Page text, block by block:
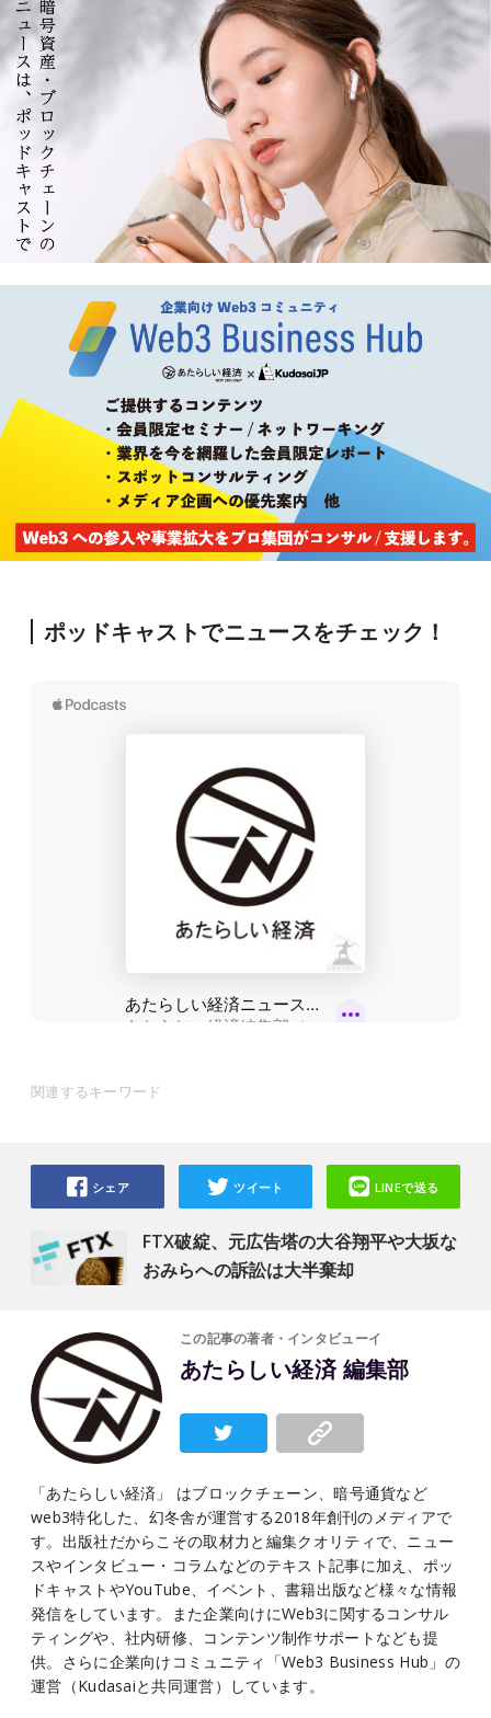
ポッドキャストでニュースをチェック！
関連するキーワード
FTX破綻、元広告塔の大谷翔平や大坂な
おみらへの訴訟は大半棄却
シェア ツイート LINEで送る
この記事の著者・インタビューイ
あたらしい経済 編集部
「あたらしい経済」 はブロックチェーン、暗号通貨など
web3特化した、幻冬舎が運営する2018年創刊のメディアで
す。出版社だからこその取材力と編集クオリティで、ニュー
スやインタビュー・コラムなどのテキスト記事に加え、ポッ
ドキャストやYouTube、イベント、書籍出版など様々な情報
発信をしています。また企業向けにWeb3に関するコンサル
ティングや、社内研修、コンテンツ制作サポートなども提
供。さらに企業向けコミュニティ「Web3 Business Hub」の
運営（Kudasaiと共同運営）しています。